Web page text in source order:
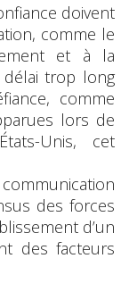
doivent
comme le
et à la
trop long
comme
lors de
Unis, cet
des forces
d’un
des facteurs